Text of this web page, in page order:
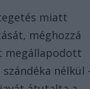
miatt
méghozzá
megállapodott
nélkül